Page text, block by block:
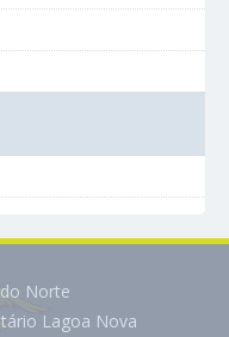
Norte
Lagoa Nova